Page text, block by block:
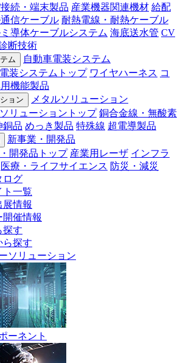
続・端末製品 産業機器関連機材 給配
通信ケーブル 耐熱電線・耐熱ケーブル
導体ケーブルシステム 海底送水管 CV
断技術
ム 自動車電装システム
装システムトップ ワイヤハーネス コ
機能製品
ョン メタルソリューション
リューショントップ 銅合金線・無酸素
銅品 めっき製品 特殊線 超電導製品
新事業・開発品
開発品トップ 産業用レーザ インフラ
医療・ライフサイエンス 防災・減災
ログ
ト一覧
展情報
開催情報
探す
ら探す
ソリューション
ーネント